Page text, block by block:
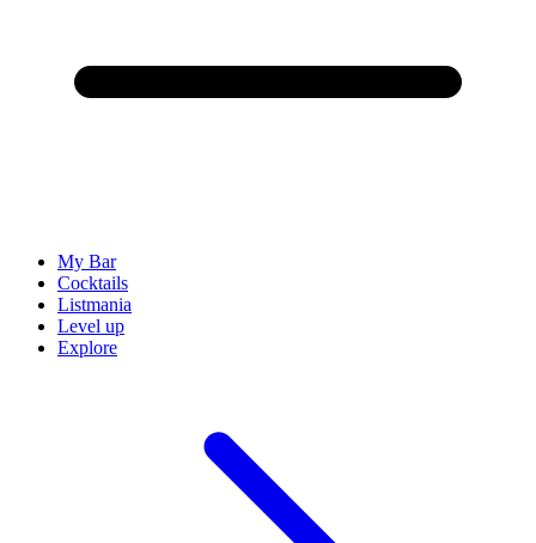
My Bar
Cocktails
Listmania
Level up
Explore